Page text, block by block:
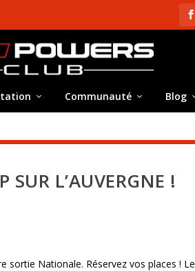
Communauté Blog
L’AUVERGNE !
sortie Nationale. Réservez vos places ! Le